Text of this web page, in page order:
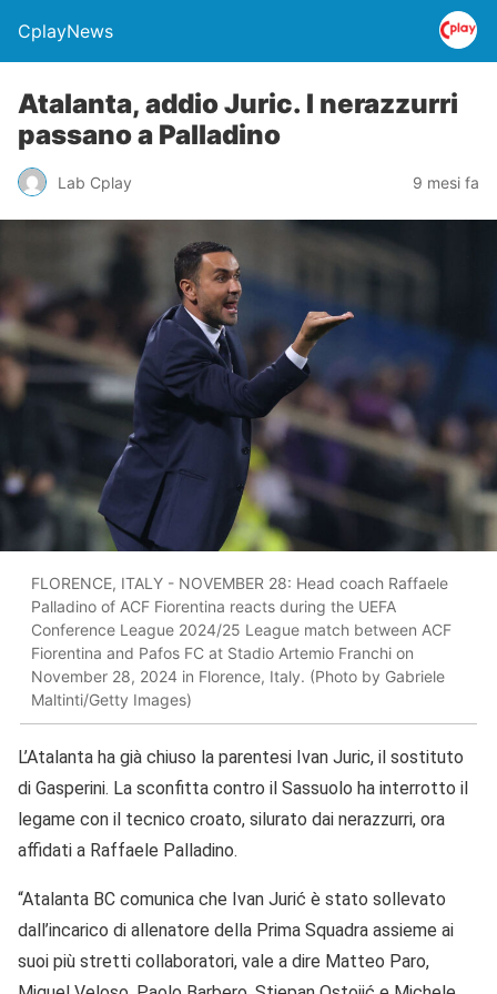
CplayNews
Atalanta, addio Juric. I nerazzurri
passano a Palladino
Lab Cplay 9 mesi fa
FLORENCE, ITALY - NOVEMBER 28: Head coach Raffaele
Palladino of ACF Fiorentina reacts during the UEFA
Conference League 2024/25 League match between ACF
Fiorentina and Pafos FC at Stadio Artemio Franchi on
November 28, 2024 in Florence, Italy. (Photo by Gabriele
Maltinti/Getty Images)
L’Atalanta ha già chiuso la parentesi Ivan Juric, il sostituto
di Gasperini. La sconfitta contro il Sassuolo ha interrotto il
legame con il tecnico croato, silurato dai nerazzurri, ora
affidati a Raffaele Palladino.
“Atalanta BC comunica che Ivan Jurić è stato sollevato
dall’incarico di allenatore della Prima Squadra assieme ai
suoi più stretti collaboratori, vale a dire Matteo Paro,